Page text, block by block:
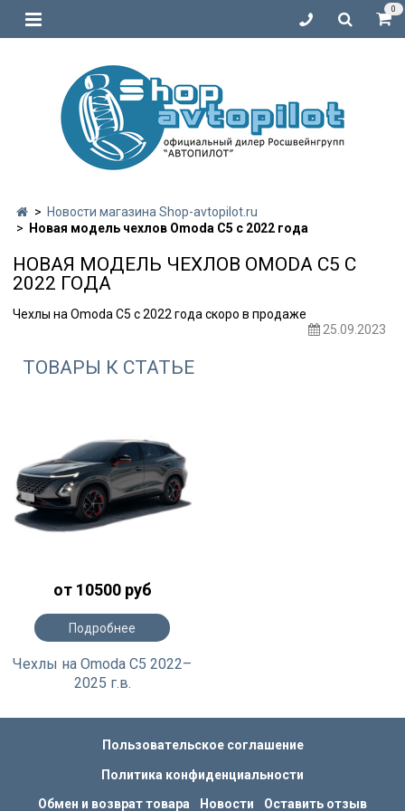
0
Новости магазина Shop-avtopilot.ru
Новая модель чехлов Omoda C5 с 2022 года
НОВАЯ МОДЕЛЬ ЧЕХЛОВ OMODA C5 С
2022 ГОДА
Чехлы на Omoda C5 с 2022 года скоро в продаже
25.09.2023
ТОВАРЫ К СТАТЬЕ
от 10500 руб
Подробнее
Чехлы на Omoda C5 2022–
2025 г.в.
Пользовательское соглашение
Политика конфиденциальности
Обмен и возврат товара Новости Оставить отзыв